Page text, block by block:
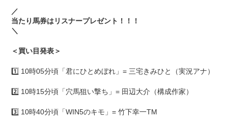
／
当たり馬券はリスナープレゼント！！！
＼
＜買い目発表＞
1️⃣ 10時05分頃「君にひとめぼれ」= 三宅きみひと（実況アナ）
2️⃣ 10時15分頃「穴馬狙い撃ち」= 田辺大介（構成作家）
3️⃣ 10時40分頃「WIN5のキモ」= 竹下幸一TM